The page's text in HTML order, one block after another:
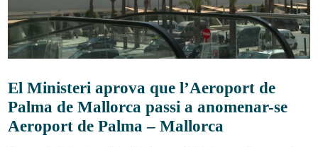
El Ministeri aprova que l’Aeroport de
Palma de Mallorca passi a anomenar-se
Aeroport de Palma – Mallorca